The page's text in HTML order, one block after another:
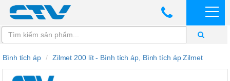
Bình tích áp Zilmet 200 lít - Bình tích áp, Bình tích áp Zilmet